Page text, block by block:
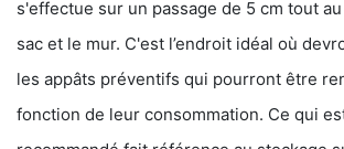
s'effectue sur un passage de 5 cm tout
sac et le mur. C'est l’endroit idéal où
les appâts préventifs qui pourront être
fonction de leur consommation. Ce qui